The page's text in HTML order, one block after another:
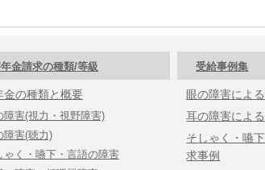
金請求の種類/等級
金の種類と概要
障害(視力・視野障害)
障害(聴力)
ゃく・嚥下・言語の障害
受給事例集
眼の障害によ
耳の障害によ
そしゃく・嚥
求事例